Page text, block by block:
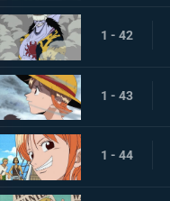
1 - 42
1 - 43
1 - 44